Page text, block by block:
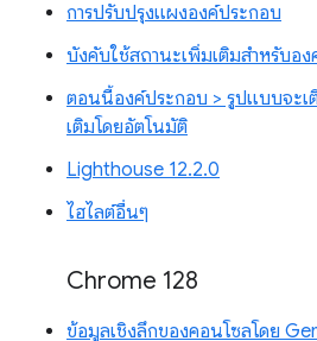
การปรับปรุงแผงองค์ประกอบ
บังคับใช้สถานะเพิ่มเติมสำหรับอง
ตอนนี้องค์ประกอบ > รูปแบบจะเ
เติมโดยอัตโนมัติ
Lighthouse 12.2.0
ไฮไลต์อื่นๆ
Chrome 128
ข้อมูลเชิงลึกของคอนโซลโดย